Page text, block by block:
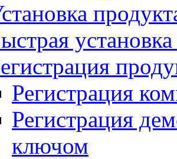
Регистрация
Регистрация
ключом